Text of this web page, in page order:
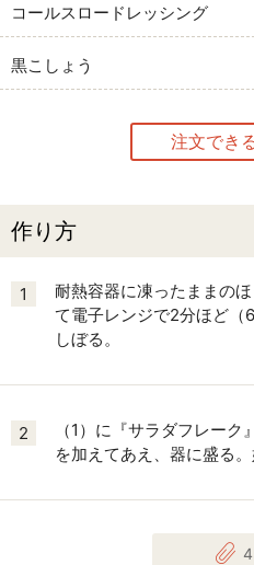
コールスロードレッシング
黒こしょう
注文でき
作り方
1
耐熱容器に凍ったままの
て電子レンジで2分ほど（
しぼる。
2
（1）に『サラダフレー
を加えてあえ、器に盛る